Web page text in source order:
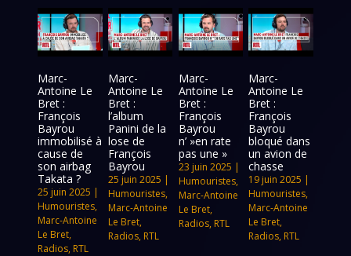
Marc-
Antoine Le
Bret :
François
Bayrou
immobilisé à
cause de
son airbag
Takata ?
25 juin 2025 |
Humouristes,
Marc-Antoine
Le Bret,
Radios, RTL
Marc-
Antoine Le
Bret :
l’album
Panini de la
lose de
François
Bayrou
25 juin 2025 |
Humouristes,
Marc-Antoine
Le Bret,
Radios, RTL
Marc-
Antoine Le
Bret :
François
Bayrou
n’ »en rate
pas une »
23 juin 2025 |
Humouristes,
Marc-Antoine
Le Bret,
Radios, RTL
Marc-
Antoine Le
Bret :
François
Bayrou
bloqué dans
un avion de
chasse
19 juin 2025 |
Humouristes,
Marc-Antoine
Le Bret,
Radios, RTL